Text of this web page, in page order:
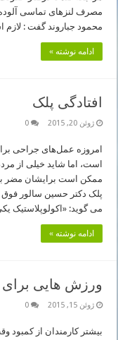
محمود جباروند گفت :
ادامه نوشته »
افتادگی پلک
ژوئن 20, 2015 0
امروزه عمل‌های جراحی
است، اما شاید خیلی از
ممکن است برایشان مضر
پلک دکتر حسین سالور فوق
می گوید:
ادامه نوشته »
ورزش هایی برای
ژوئن 15, 2015 0
بیشتر کارمندان از کمبود